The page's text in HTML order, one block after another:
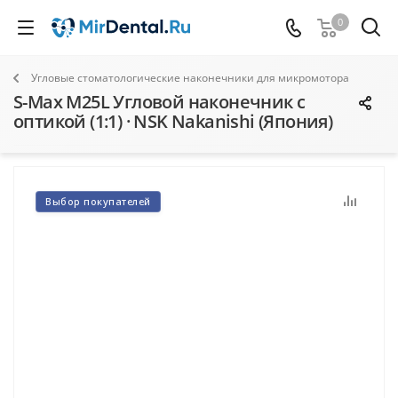
0
Угловые стоматологические наконечники для микромотора
S-Max M25L Угловой наконечник с
оптикой (1:1) · NSK Nakanishi (Япония)
Выбор покупателей